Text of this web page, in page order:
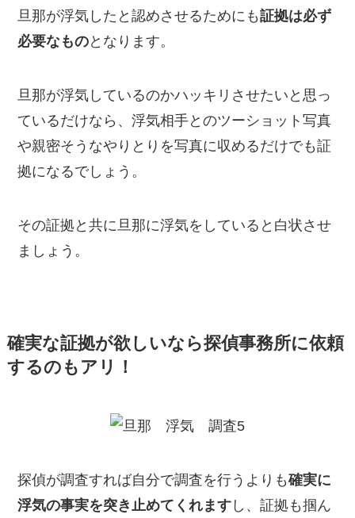
旦那が浮気したと認めさせるためにも証拠は必ず
必要なものとなります。
旦那が浮気しているのかハッキリさせたいと思っ
ているだけなら、浮気相手とのツーショット写真
や親密そうなやりとりを写真に収めるだけでも証
拠になるでしょう。
その証拠と共に旦那に浮気をしていると白状させ
ましょう。
確実な証拠が欲しいなら探偵事務所に依頼
するのもアリ！
探偵が調査すれば自分で調査を行うよりも確実に
浮気の事実を突き止めてくれます し、証拠も掴ん